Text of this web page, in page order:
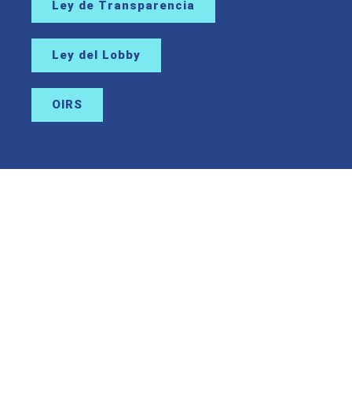
Ley de Transparencia
Ley del Lobby
OIRS